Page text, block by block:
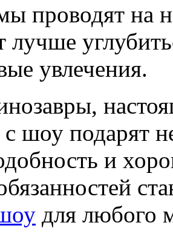
проводят на
лучше
увлечения.
шоу подарят
и
для любого